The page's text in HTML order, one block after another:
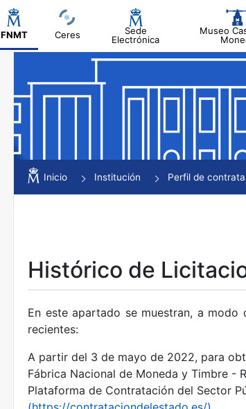
FNMT Ceres
Sede
Electrónica
Museo
Mostrar/Ocultar
Mostrar/Ocultar
Mostrar/Ocultar
Mostrar/Ocultar
Mostrar/Ocultar
Inicio Institución Perfil de
Histórico de
En este apartado se muestran, a
recientes:
A partir del 3 de mayo de 2022, para
Fábrica Nacional de Moneda y Timbre -
Plataforma de Contratación del Sector